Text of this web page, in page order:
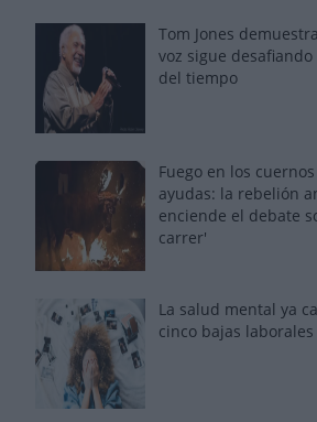
Tom Jones
voz sigue
del tiempo
Fuego en los
ayudas: la rebelión
enciende el debate
carrer'
La salud mental ya
cinco bajas laborales